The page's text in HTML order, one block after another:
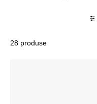
28 produse